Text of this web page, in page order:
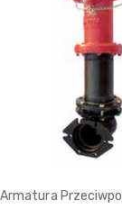
Armatura